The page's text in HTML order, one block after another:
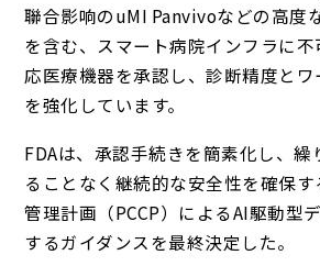
聯合影响のuMI Panvivoなどの高度
を含む、スマート病院インフラに
応医療機器を承認し、診断精度と
を強化しています。
FDAは、承認手続きを簡素化し、繰
ることなく継続的な安全性を確保
管理計画（PCCP）によるAI駆動型
するガイダンスを最終決定した。